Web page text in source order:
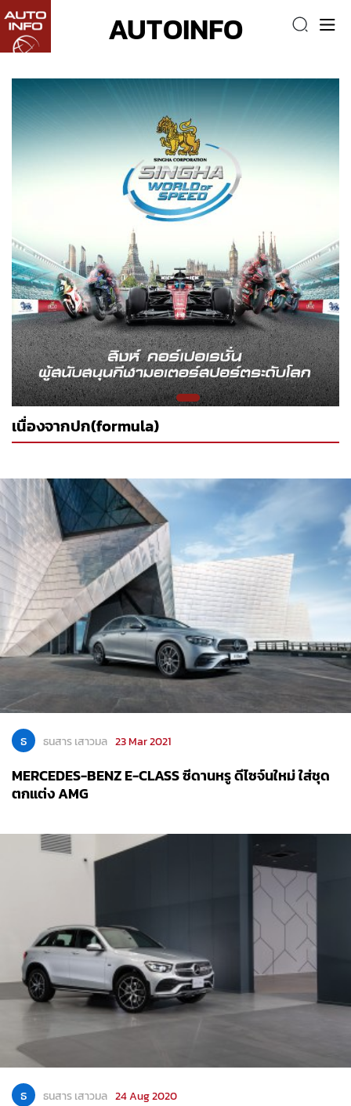
AUTOINFO
เนื่องจากปก(formula)
ธ ธนสาร เสาวมล 23 Mar 2021
MERCEDES-BENZ E-CLASS ซีดานหรู ดีไซจ์นใหม่ ใส่ชุด
ตกแต่ง AMG
ธ ธนสาร เสาวมล 24 Aug 2020